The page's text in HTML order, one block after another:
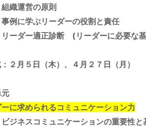
運営の原則
学ぶリーダーの役割と責任
ーダー適正診断 (リーダーに必要な基
２月５日（木）、４月２７日（月）
ーに求められるコミュニケーション力
ジネスコミュニケーションの重要性と